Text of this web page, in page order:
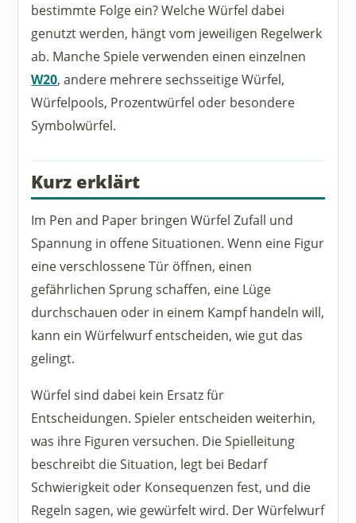
bestimmte Folge ein? Welche Würfel dabei
genutzt werden, hängt vom jeweiligen Regelwerk
ab. Manche Spiele verwenden einen einzelnen
W20, andere mehrere sechsseitige Würfel,
Würfelpools, Prozentwürfel oder besondere
Symbolwürfel.
Kurz erklärt
Im Pen and Paper bringen Würfel Zufall und
Spannung in offene Situationen. Wenn eine Figur
eine verschlossene Tür öffnen, einen
gefährlichen Sprung schaffen, eine Lüge
durchschauen oder in einem Kampf handeln will,
kann ein Würfelwurf entscheiden, wie gut das
gelingt.
Würfel sind dabei kein Ersatz für
Entscheidungen. Spieler entscheiden weiterhin,
was ihre Figuren versuchen. Die Spielleitung
beschreibt die Situation, legt bei Bedarf
Schwierigkeit oder Konsequenzen fest, und die
Regeln sagen, wie gewürfelt wird. Der Würfelwurf